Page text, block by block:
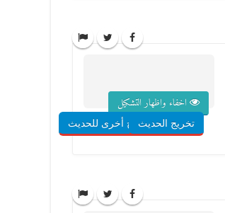
اخفاء واظهار التشكيل
تخريج الحديثشروح أخرى للحديث